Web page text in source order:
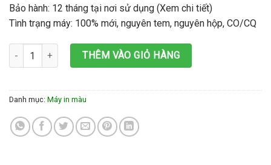
Bảo hành: 12 tháng tại nơi sử dụng (Xem chi tiết)
Tình trạng máy: 100% mới, nguyên tem, nguyên hộp, CO/CQ
Máy in laser màu đa năng Brother MFC-L3750Cdw số lượng
THÊM VÀO GIỎ HÀNG
Danh mục: Máy in màu